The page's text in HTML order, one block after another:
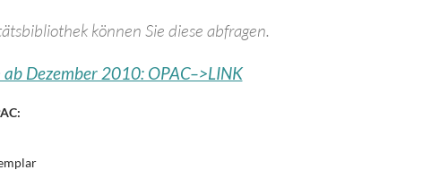
können Sie diese abfragen.
Dezember 2010: OPAC–>LINK